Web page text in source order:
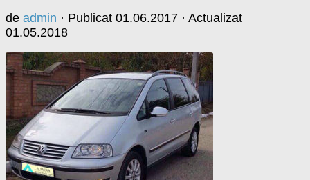
de admin · Publicat 01.06.2017 · Actualizat
01.05.2018